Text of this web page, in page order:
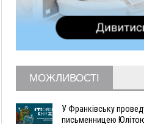
більше ніж 6 футбольних
На "зебрі" у Франківську
збили жінку
18:55
Прикарпаття серед
житло
Де безпечно
16:20
У Франківську дружина
створила організацію
МОЖЛИВОСТІ
У Франківську
письменницею